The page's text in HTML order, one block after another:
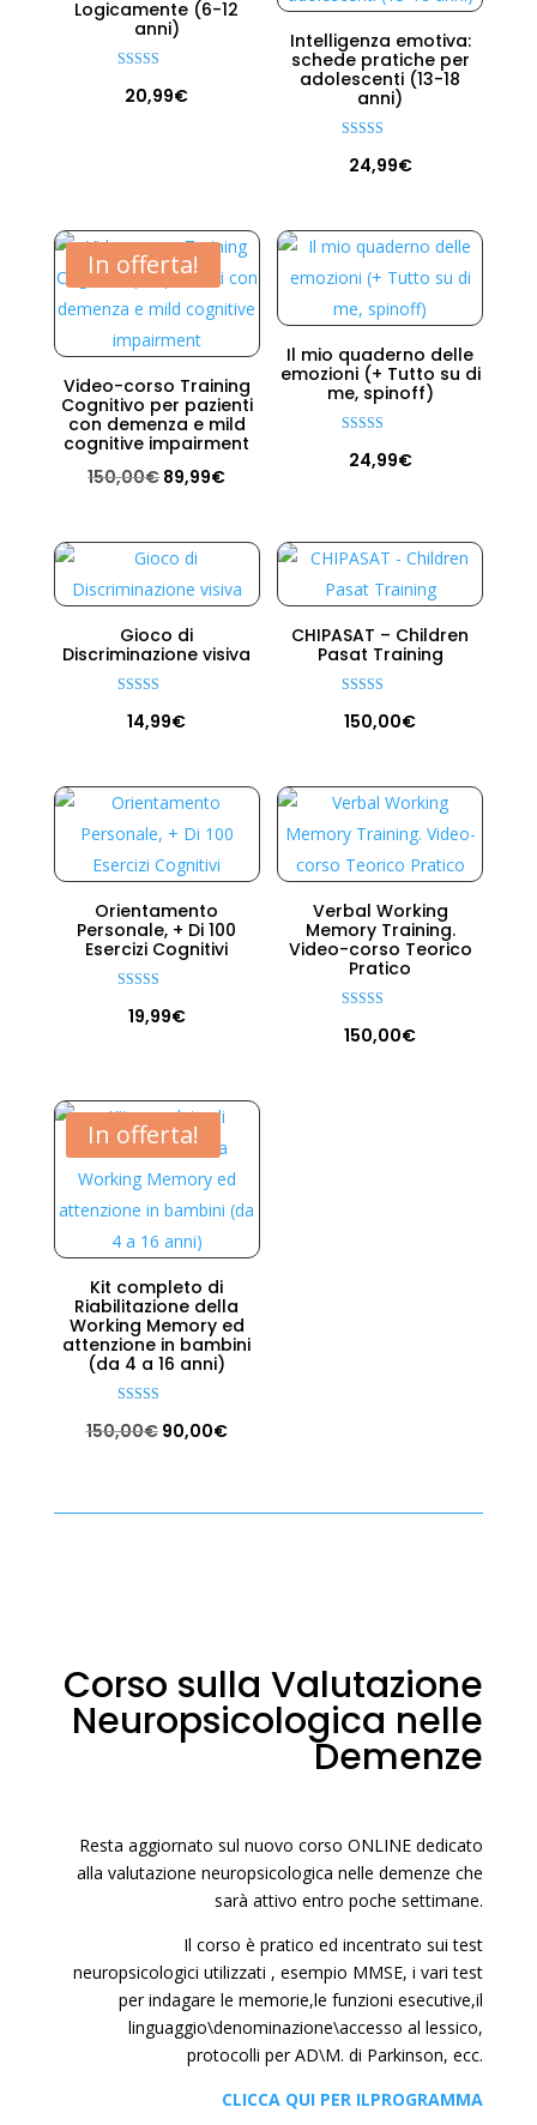
Logicamente (6-12
anni)
5.00
su 5
20,99€
Intelligenza emotiva:
schede pratiche per
adolescenti (13-18
anni)
5.00
su 5
24,99€
In offerta!
Video-corso Training
Cognitivo per pazienti
con demenza e mild
cognitive impairment
150,00€Il
originale
era:
150,00€.
89,99€Il
attuale
89,99€.
Il mio quaderno delle
emozioni (+ Tutto su di
me, spinoff)
4.88
su 5
24,99€
Gioco di
Discriminazione visiva
5.00
su 5
14,99€
CHIPASAT – Children
Pasat Training
5.00
su 5
150,00€
Orientamento
Personale, + Di 100
Esercizi Cognitivi
5.00
su 5
19,99€
Verbal Working
Memory Training.
Video-corso Teorico
Pratico
5.00
su 5
150,00€
In offerta!
Kit completo di
Riabilitazione della
Working Memory ed
attenzione in bambini
(da 4 a 16 anni)
5.00
150,00€ Il
90,00€Il
Corso sulla Valutazione
Neuropsicologica nelle
Demenze
Resta aggiornato sul nuovo corso ONLINE dedicato
alla valutazione neuropsicologica nelle demenze che
sarà attivo entro poche settimane.
Il corso è pratico ed incentrato sui test
neuropsicologici utilizzati , esempio MMSE, i vari test
per indagare le memorie,le funzioni esecutive,il
linguaggio\denominazione\accesso al lessico,
protocolli per AD\M. di Parkinson, ecc.
CLICCA QUI PER ILPROGRAMMA